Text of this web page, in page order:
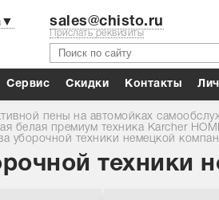
пены на автомойках
белая премиум техника Karcher
уборочной техники немецкой
техники
sales@chisto.ru
Прислать реквизиты
Сервис Cкидки Контакты